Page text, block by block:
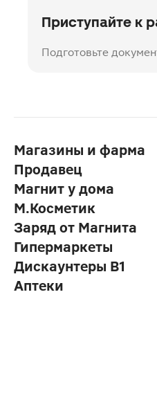
Приступайте к
Подготовьте
Магазины и фарма
Продавец
Магнит у дома
М.Косметик
Заряд от Магнита
Гипермаркеты
Дискаунтеры В1
Аптеки